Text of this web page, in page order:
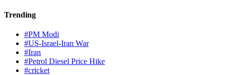
Trending
#PM Modi
#US-Israel-Iran War
#Iran
#Petrol Diesel Price Hike
#cricket